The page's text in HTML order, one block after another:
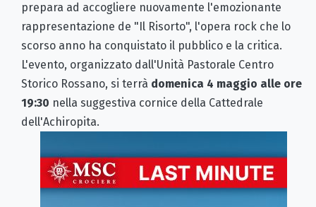
prepara ad accogliere nuovamente l'emozionante
rappresentazione de "Il Risorto", l'opera rock che lo
scorso anno ha conquistato il pubblico e la critica.
L'evento, organizzato dall'Unità Pastorale Centro
Storico Rossano, si terrà domenica 4 maggio alle ore
19:30 nella suggestiva cornice della Cattedrale
dell'Achiropita.